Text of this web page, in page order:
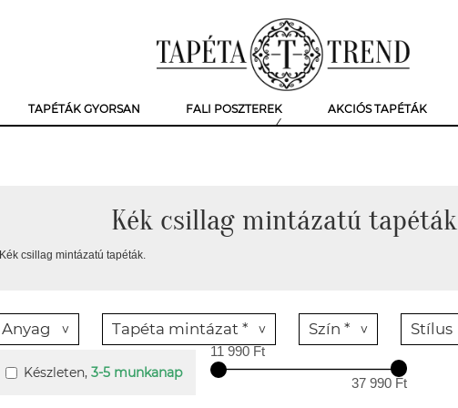
TAPÉTÁK GYORSAN FALI POSZTEREK AKCIÓS TAPÉTÁK
Kék csillag mintázatú tapéták
Kék csillag mintázatú tapéták.
Anyag Tapéta mintázat * Szín * Stílus
Készleten, 3-5 munkanap
11 990 Ft
37 990 Ft